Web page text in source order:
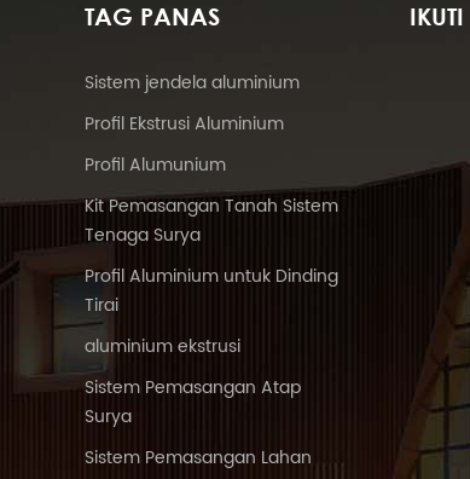
TAG PANAS
Sistem jendela aluminium
Profil Ekstrusi Aluminium
Profil Alumunium
Kit Pemasangan Tanah Sistem
Tenaga Surya
Profil Aluminium untuk Dinding
Tirai
aluminium ekstrusi
Sistem Pemasangan Atap
Surya
Sistem Pemasangan Lahan